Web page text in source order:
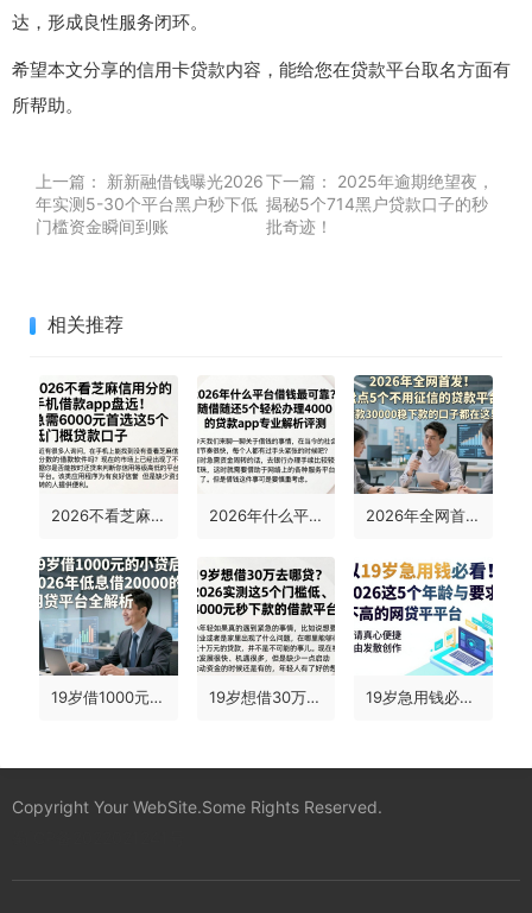
达，形成良性服务闭环。
希望本文分享的信用卡贷款内容，能给您在贷款平台取名方面有
所帮助。
上一篇：
新新融借钱曝光2026
年实测5-30个平台黑户秒下低
门槛资金瞬间到账
下一篇：
2025年逾期绝望夜，
揭秘5个714黑户贷款口子的秒
批奇迹！
相关推荐
2026不看芝麻信用分的手机借款app盘点！急需6000元首选这5个低门槛贷款口子 2026年什么平台借钱最可靠？随借随还5个轻松办理4000的贷款app专业解析评测 2026年全网首发！盘点5个不用征信的贷款平台，借款30000稳下款的口子都在这里
19岁借1000元的小贷后，2026年低息借20000的网贷平台全解析！ 19岁想借30万去哪贷？2026实测这5个门槛低、4000元秒下款的借款平台 19岁急用钱必看！2026这5个年龄要求不高的网贷平台，申请真心便捷
Copyright Your WebSite.Some Rights Reserved.